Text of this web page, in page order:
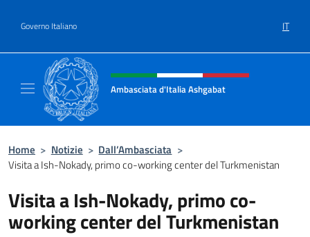
Governo Italiano IT
Intestazione sito, social e menù
Ambasciata d'Italia Ashgabat
Home > Notizie > Dall’Ambasciata >
Visita a Ish-Nokady, primo co-working center del Turkmenistan
Visita a Ish-Nokady, primo co-
working center del Turkmenistan